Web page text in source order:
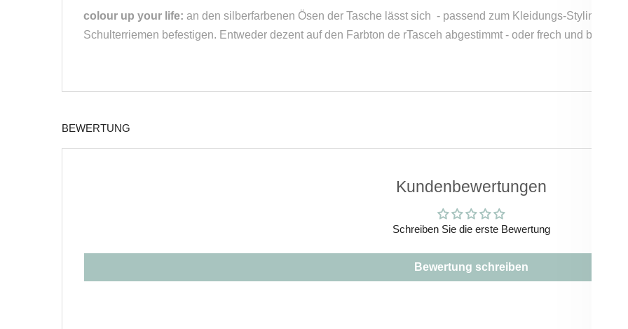
colour up your life: an den silberfarbenen Ösen der Tasche lässt sich - passend zum Kleidungs-Styling -
Schulterriemen befestigen. Entweder dezent auf den Farbton de rTasceh abgestimmt - oder frech und bunt in
BEWERTUNG
Kundenbewertungen
Schreiben Sie die erste Bewertung
Bewertung schreiben